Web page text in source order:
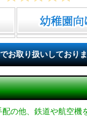
お取り扱いしており
配の他、鉄道や航空機